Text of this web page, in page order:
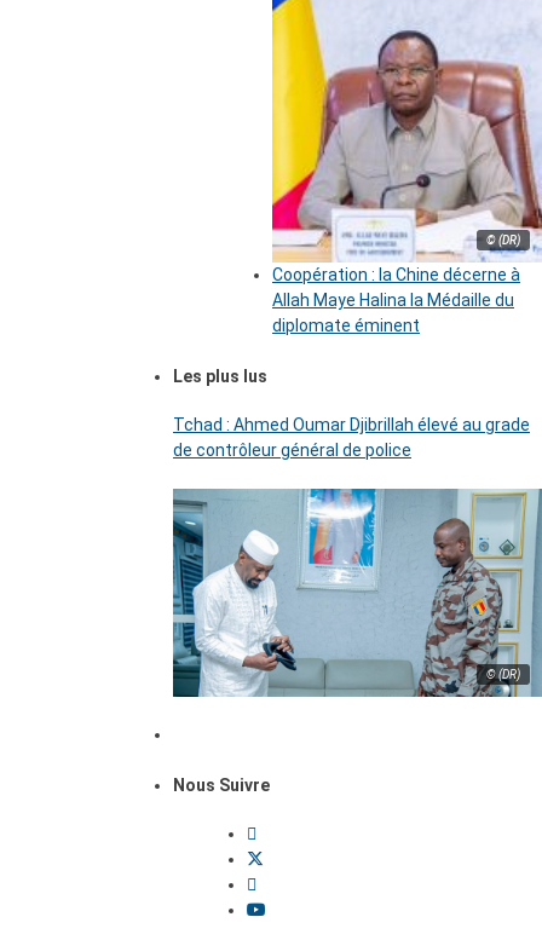
© (DR)
Coopération : la Chine décerne à
Allah Maye Halina la Médaille du
diplomate éminent
Les plus lus
Tchad : Ahmed Oumar Djibrillah élevé au grade
de contrôleur général de police
© (DR)
Nous Suivre